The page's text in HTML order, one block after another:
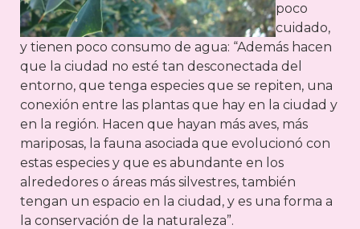
poco
cuidado,
y tienen poco consumo de agua: “Además hacen
que la ciudad no esté tan desconectada del
entorno, que tenga especies que se repiten, una
conexión entre las plantas que hay en la ciudad y
en la región. Hacen que hayan más aves, más
mariposas, la fauna asociada que evolucionó con
estas especies y que es abundante en los
alrededores o áreas más silvestres, también
tengan un espacio en la ciudad, y es una forma a
la conservación de la naturaleza”.